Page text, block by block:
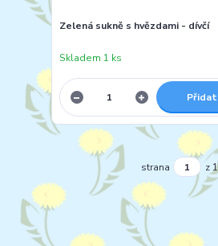
Zelená sukně s hvězdami - dívčí
Skladem 1 ks
strana z 1